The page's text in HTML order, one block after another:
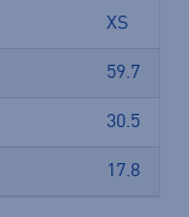
XS
59.7
30.5
17.8